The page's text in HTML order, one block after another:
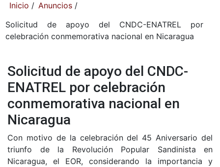
Inicio / Anuncios /
Solicitud de apoyo del CNDC-ENATREL por
celebración conmemorativa nacional en Nicaragua
Solicitud de apoyo del CNDC-
ENATREL por celebración
conmemorativa nacional en
Nicaragua
Con motivo de la celebración del 45 Aniversario del
triunfo de la Revolución Popular Sandinista en
Nicaragua, el EOR, considerando la importancia y